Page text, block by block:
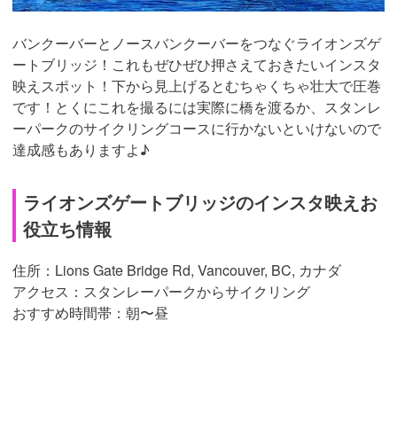
バンクーバーとノースバンクーバーをつなぐライオンズゲ
ートブリッジ！これもぜひぜひ押さえておきたいインスタ
映えスポット！下から見上げるとむちゃくちゃ壮大で圧巻
です！とくにこれを撮るには実際に橋を渡るか、スタンレ
ーパークのサイクリングコースに行かないといけないので
達成感もありますよ♪
ライオンズゲートブリッジのインスタ映えお
役立ち情報
住所：Lions Gate Bridge Rd, Vancouver, BC, カナダ
アクセス：スタンレーパークからサイクリング
おすすめ時間帯：朝〜昼